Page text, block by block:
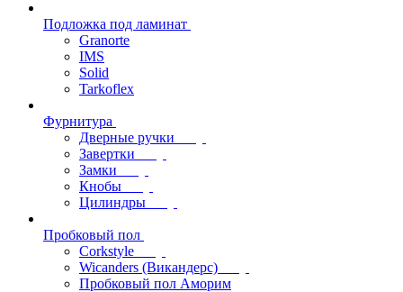
Подложка под ламинат
Granorte
IMS
Solid
Tarkoflex
Фурнитура
Дверные ручки
Завертки
Замки
Кнобы
Цилиндры
Пробковый пол
Corkstyle
Wicanders (Викандерс)
Пробковый пол Аморим